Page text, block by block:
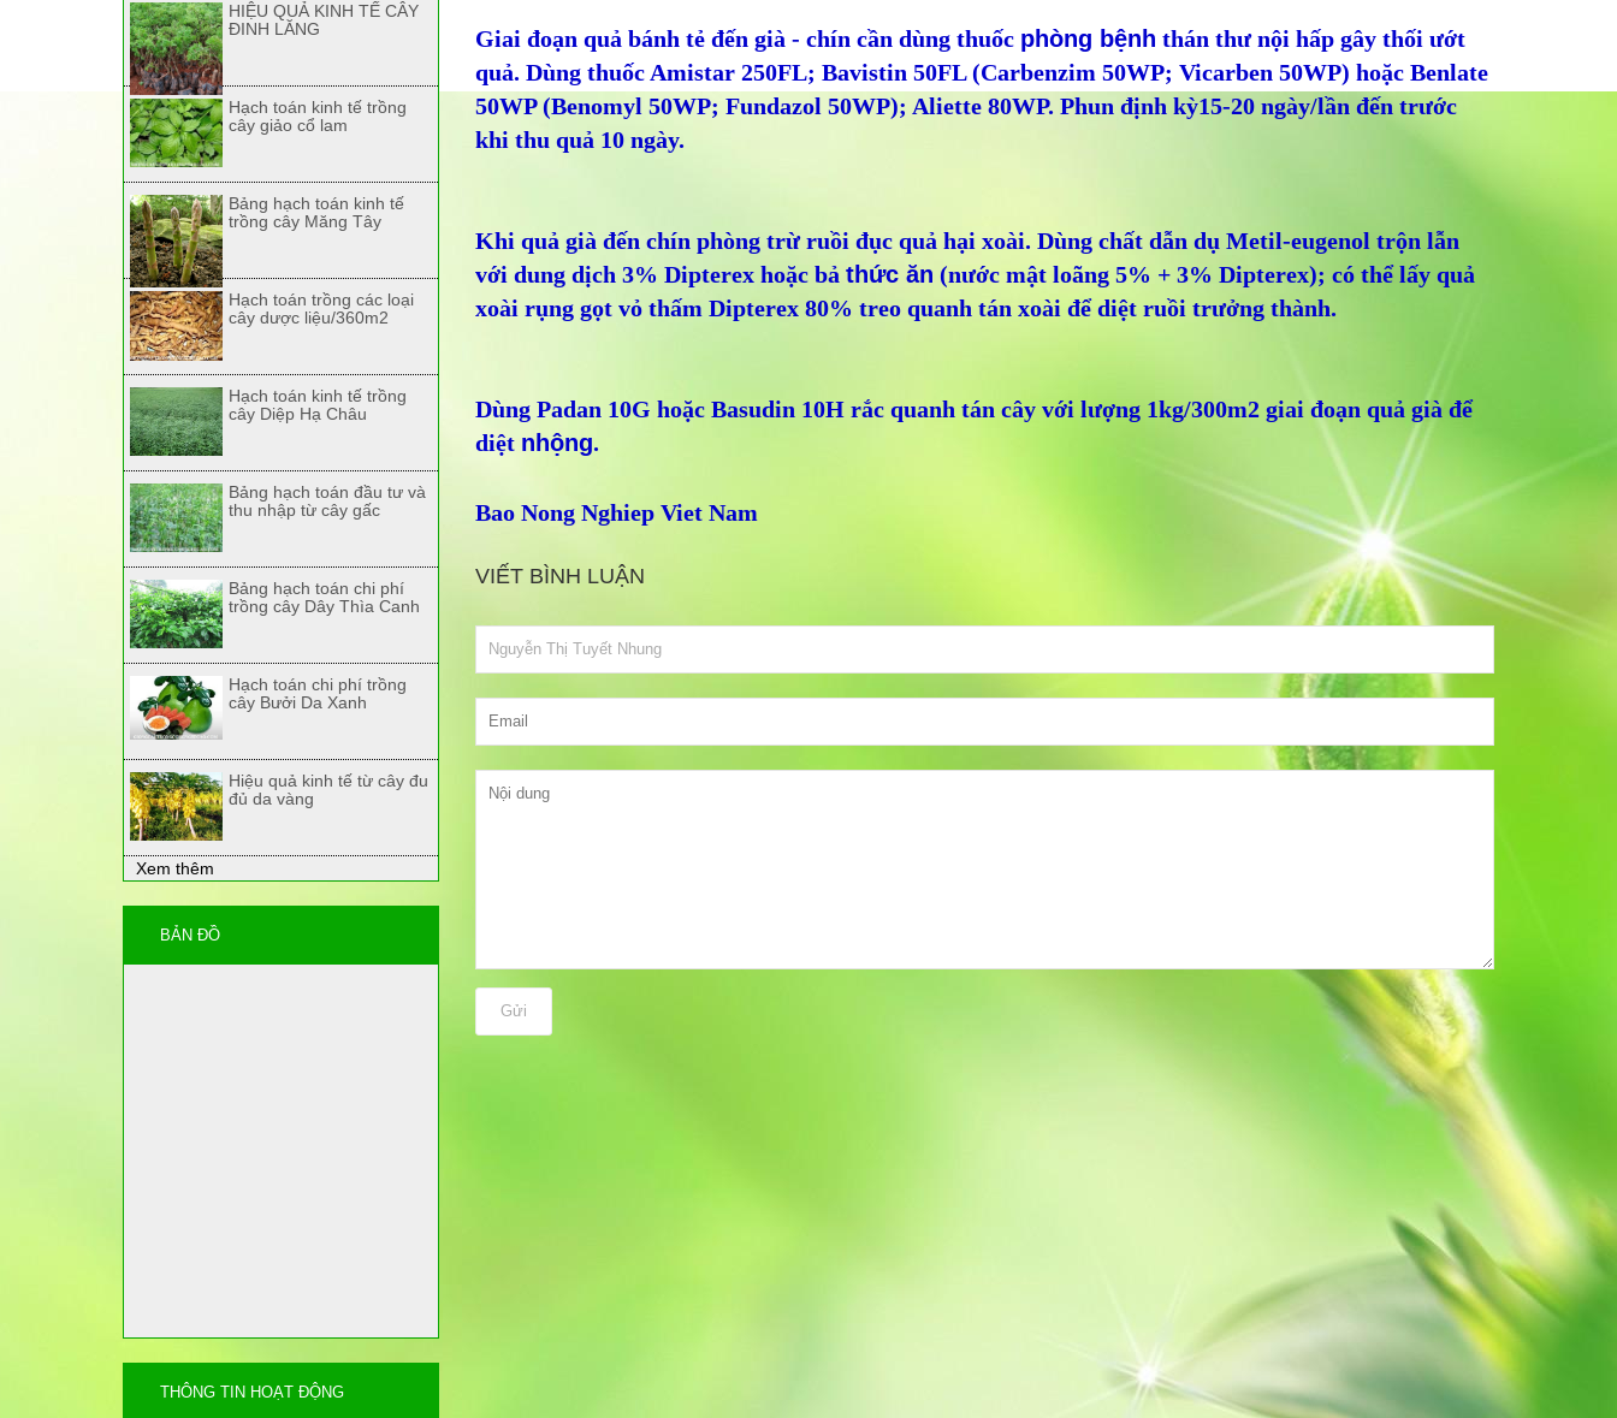
HIỆU QUẢ KINH TẾ CÂY
ĐINH LĂNG
Hạch toán kinh tế trồng
cây giảo cổ lam
Bảng hạch toán kinh tế
trồng cây Măng Tây
Hạch toán trồng các loại
cây dược liệu/360m2
Hạch toán kinh tế trồng
cây Diệp Hạ Châu
Bảng hạch toán đầu tư và
thu nhập từ cây gấc
Bảng hạch toán chi phí
trồng cây Dây Thìa Canh
Hạch toán chi phí trồng
cây Bưởi Da Xanh
Hiệu quả kinh tế từ cây đu
đủ da vàng
Xem thêm
BẢN ĐỒ
THÔNG TIN HOẠT ĐỘNG
Giai đoạn quả bánh tẻ đến già - chín cần dùng thuốc phòng bệnh thán thư nội hấp gây thối ướt
quả. Dùng thuốc Amistar 250FL; Bavistin 50FL (Carbenzim 50WP; Vicarben 50WP) hoặc Benlate
50WP (Benomyl 50WP; Fundazol 50WP); Aliette 80WP. Phun định kỳ15-20 ngày/lần đến trước
khi thu quả 10 ngày.
Khi quả già đến chín phòng trừ ruồi đục quả hại xoài. Dùng chất dẫn dụ Metil-eugenol trộn lẫn
với dung dịch 3% Dipterex hoặc bả thức ăn (nước mật loãng 5% + 3% Dipterex); có thể lấy quả
xoài rụng gọt vỏ thấm Dipterex 80% treo quanh tán xoài để diệt ruồi trưởng thành.
Dùng Padan 10G hoặc Basudin 10H rắc quanh tán cây với lượng 1kg/300m2 giai đoạn quả già để
diệt nhộng.
Bao Nong Nghiep Viet Nam
VIẾT BÌNH LUẬN
Gửi